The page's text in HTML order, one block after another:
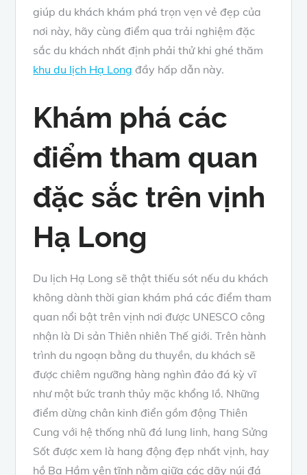
giúp du khách khám phá trọn vẹn vẻ đẹp của
nơi này, hãy cùng điểm qua trải nghiệm đặc
sắc du khách nhất định phải thử khi ghé thăm
khu du lịch Hạ Long đầy hấp dẫn này.
Khám phá các
điểm tham quan
đặc sắc trên vịnh
Hạ Long
Du lịch Hạ Long sẽ thật thiếu sót nếu du khách
không dành thời gian khám phá các điểm tham
quan nổi bật trên vịnh nơi được UNESCO công
nhận là Di sản Thiên nhiên Thế giới. Trên hành
trình du ngoạn bằng du thuyền, du khách sẽ
được chiêm ngưỡng hàng nghìn đảo đá kỳ vĩ
như một bức tranh thủy mặc khổng lồ. Những
điểm dừng chân kinh điển gồm động Thiên
Cung với hệ thống nhũ đá lung linh, hang Sửng
Sốt được xem là hang động đẹp nhất vịnh, hay
hồ Ba Hầm yên tĩnh nằm giữa các dãy núi đá